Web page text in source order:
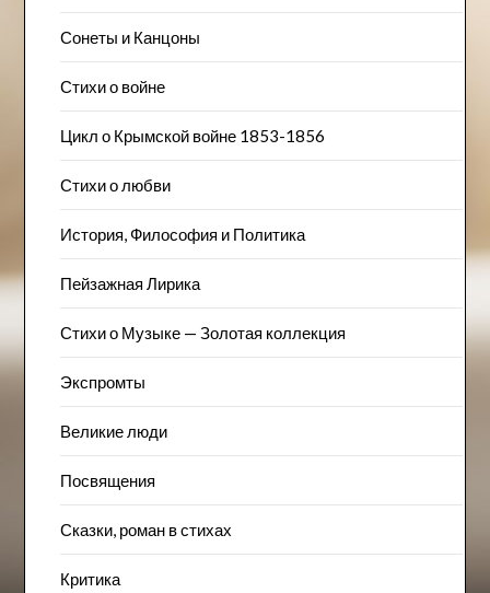
Сонеты и Канцоны
Стихи о войне
Цикл о Крымской войне 1853-1856
Стихи о любви
История, Философия и Политика
Пейзажна​я Лирика
Стихи о Музыке — Золотая коллекция
Экспромты
Великие люди
Посвящения
Сказки, роман в стихах
Критика